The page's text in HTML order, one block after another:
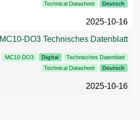
Technical Datasheet
Deutsch
2025-10-16
MC10-DO3 Technisches Datenblatt
MC10-DO3 Digital
Technisches Datenblatt
Technical Datasheet
Deutsch
2025-10-16